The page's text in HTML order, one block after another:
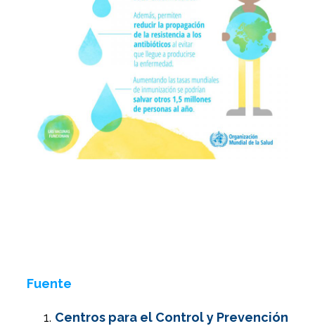
Fuente
Centros para el Control y Prevención